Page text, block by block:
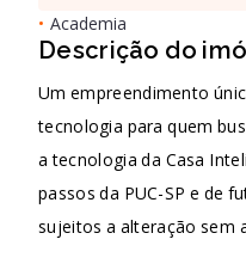
• Academia
Descrição do
Um empreendimento
tecnologia para quem
a tecnologia da Casa
passos da PUC-SP e de
sujeitos a alteração sem